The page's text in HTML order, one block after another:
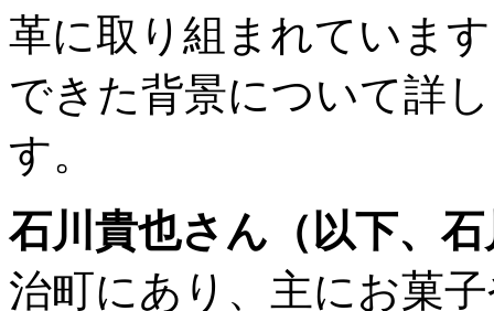
革に取り組まれていま
できた背景について詳
す。
石川貴也さん（以下、
治町にあり、主にお菓